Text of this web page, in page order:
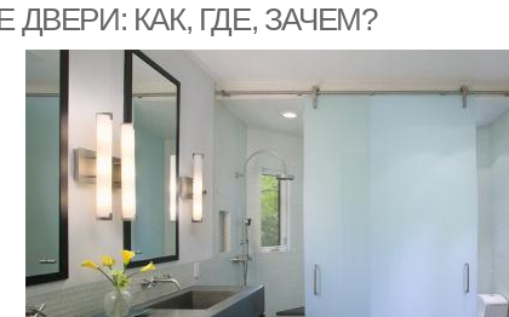
КАК, ГДЕ, ЗАЧЕМ?